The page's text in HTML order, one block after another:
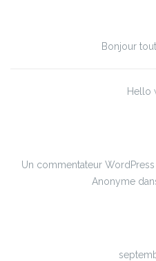
Bonjour
Hello
Un commentateur WordPress
Anonyme